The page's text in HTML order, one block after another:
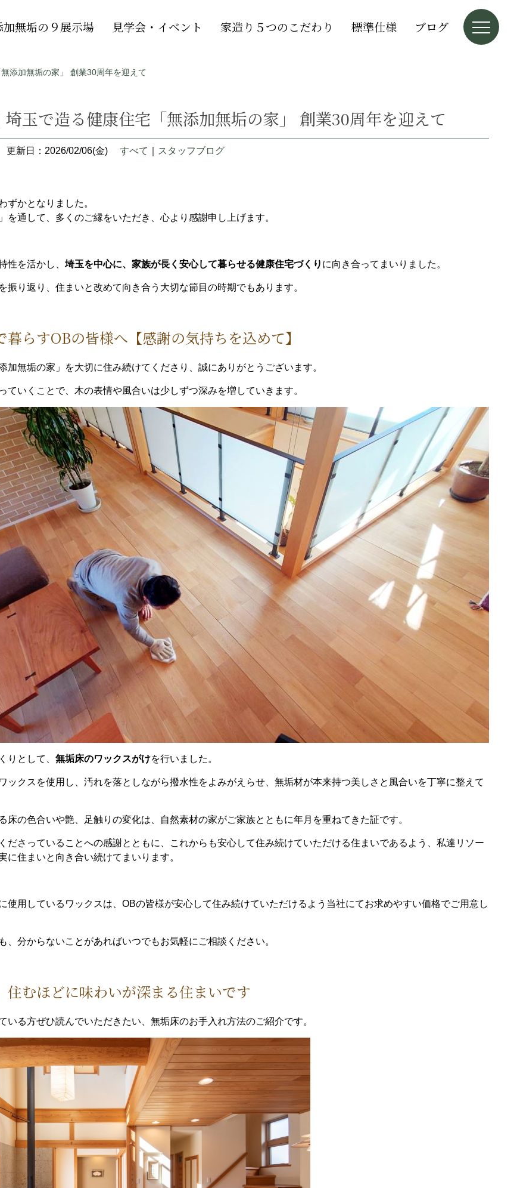
加無垢の９展示場 見学会・イベント 家造り５つのこだわり 標準仕様 ブログ
添加無垢の家」 創業30周年を迎えて
玉で造る健康住宅「無添加無垢の家」 創業30周年を迎えて
更新日：2026/02/06(金) すべて スタッフブログ
ずかとなりました。
を通して、多くのご縁をいただき、心より感謝申し上げます。
性を活かし、 埼玉を中心に、家族が長く安心して暮らせる健康住宅づくり に向き合ってまいりました。
振り返り、住まいと改めて向き合う大切な節目の時期でもあります。
らすOBの皆様へ【感謝の気持ちを込めて】
加無垢の家」を大切に住み続けてくださり、誠にありがとうございます。
ていくことで、木の表情や風合いは少しずつ深みを増していきます。
りとして、 無垢床のワックスがけを行いました。
ックスを使用し、汚れを落としながら撥水性をよみがえらせ、無垢材が本来持つ美しさと風合いを丁寧に整えて
床の色合いや艶、足触りの変化は、自然素材の家がご家族とともに年月を重ねてきた証です。
ださっていることへの感謝とともに、これからも安心して住み続けていただける住まいであるよう、私達リソー
に住まいと向き合い続けてまいります。
使用しているワックスは、OBの皆様が安心して住み続けていただけるよう当社にてお求めやすい価格でご用意し
、分からないことがあればいつでもお気軽にご相談ください。
住むほどに味わいが深まる住まいです
いる方ぜひ読んでいただきたい、無垢床のお手入れ方法のご紹介です。